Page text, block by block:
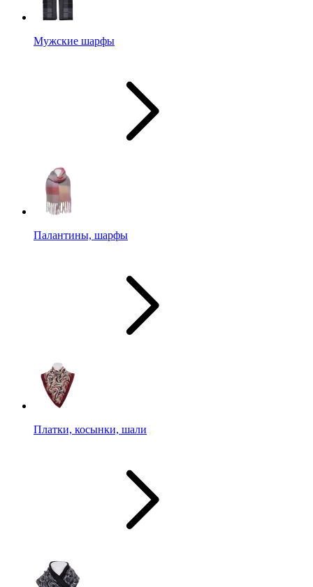
Мужские шарфы
Палантины, шарфы
Платки, косынки, шали